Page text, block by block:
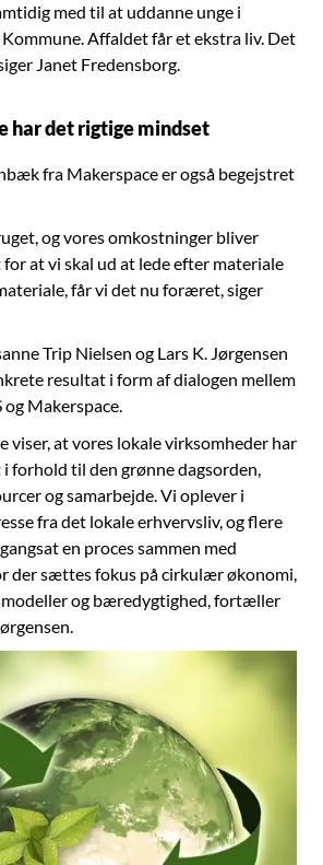
med til at uddanne unge i
Affaldet får et ekstra liv. Det
Janet Fredensborg.
har det rigtige mindset
fra Makerspace er også begejstret
og vores omkostninger bliver
at vi skal ud at lede efter materiale
får vi det nu foræret, siger
Trip Nielsen og Lars K. Jørgensen
resultat i form af dialogen mellem
Makerspace.
viser, at vores lokale virksomheder har
forhold til den grønne dagsorden,
og samarbejde. Vi oplever i
fra det lokale erhvervsliv, og flere
en proces sammen med
der sættes fokus på cirkulær økonomi,
og bæredygtighed, fortæller